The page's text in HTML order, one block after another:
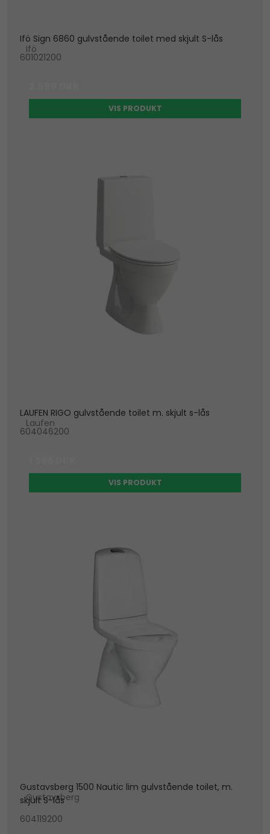
Ifö Sign 6860 gulvstående toilet med skjult S-lås
Ifö
601021200
VIS PRODUKT
LAUFEN RIGO gulvstående toilet m. skjult s-lås
Laufen
604046200
VIS PRODUKT
Gustavsberg 1500 Nautic lim gulvstående toilet, m.
skjult S-lås
Gustavsberg
604119200